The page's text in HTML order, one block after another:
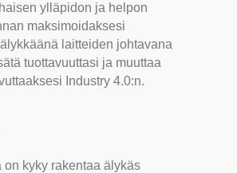
ylläpidon ja helpon
maksimoidaksesi
laitteiden johtavana
tuottavuuttasi ja muuttaa
Industry 4.0:n.
kyky rakentaa älykäs